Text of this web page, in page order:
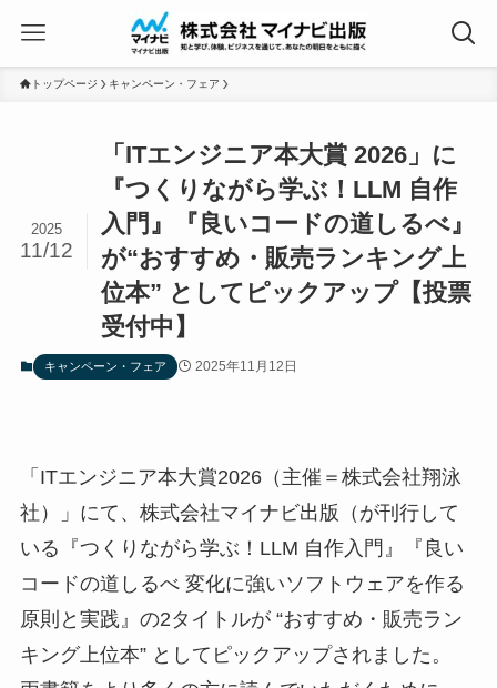
トップページ キャンペーン・フェア
「ITエンジニア本大賞 2026」に
『つくりながら学ぶ！LLM 自作
入門』『良いコードの道しるべ』
が“おすすめ・販売ランキング上
位本” としてピックアップ【投票
受付中】
2025
11/12
キャンペーン・フェア 2025年11月12日
「ITエンジニア本大賞2026（主催＝株式会社翔泳
社）」にて、株式会社マイナビ出版（が刊行して
いる『つくりながら学ぶ！LLM 自作入門』『良い
コードの道しるべ 変化に強いソフトウェアを作る
原則と実践』の2タイトルが “おすすめ・販売ラン
キング上位本” としてピックアップされました。